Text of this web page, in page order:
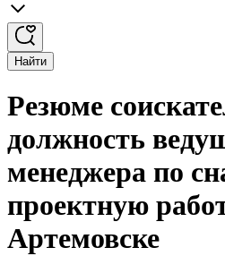
Найти
Резюме
должность
менеджера по
проектную
Артемовске